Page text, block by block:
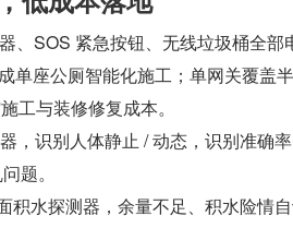
、SOS 紧急按钮、无线垃圾桶全部
单座公厕智能化施工；单网关覆盖
工与装修修复成本。
，识别人体静止 / 动态，识别准确
题。
积水探测器，余量不足、积水险情